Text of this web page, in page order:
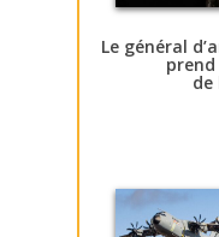
Le général
de